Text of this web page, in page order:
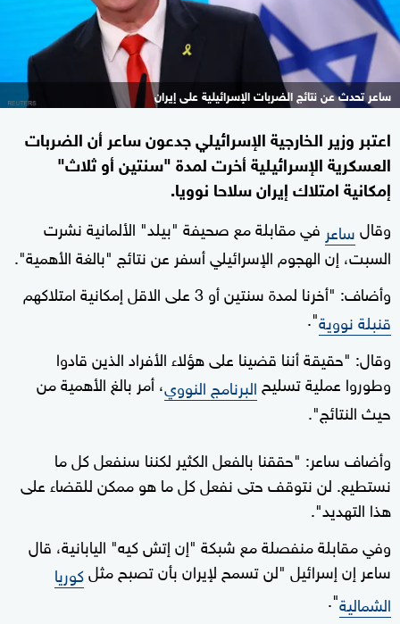
ساعر تحدث عن نتائج الضربات الإسرائيلية على إيران
اعتبر وزير الخارجية الإسرائيلي جدعون ساعر أن الضربات
العسكرية الإسرائيلية أخرت لمدة "سنتين أو ثلاث"
إمكانية امتلاك إيران سلاحا نوويا.
وقالساعر في مقابلة مع صحيفة "بيلد" الألمانية نشرت
السبت، إن الهجوم الإسرائيلي أسفر عن نتائج "بالغة الأهمية".
وأضاف: "أخرنا لمدة سنتين أو 3 على الاقل إمكانية امتلاكهم
قنبلة نووية".
وقال: "حقيقة أننا قضينا على هؤلاء الأفراد الذين قادوا
وطوروا عملية تسليح البرنامج النووي، أمر بالغ الأهمية من
حيث النتائج".
وأضاف ساعر: "حققنا بالفعل الكثير لكننا سنفعل كل ما
نستطيع. لن نتوقف حتى نفعل كل ما هو ممكن للقضاء على
هذا التهديد".
وفي مقابلة منفصلة مع شبكة "إن إتش كيه" اليابانية، قال
ساعر إن إسرائيل "لن تسمح لإيران بأن تصبح مثلكوريا
الشمالية".